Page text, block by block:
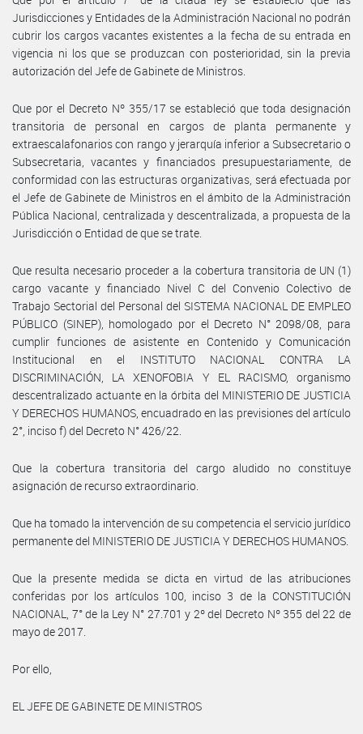
Jurisdicciones y Entidades de la Administración Nacional no podrán
cubrir los cargos vacantes existentes a la fecha de su entrada en
vigencia ni los que se produzcan con posterioridad, sin la previa
autorización del Jefe de Gabinete de Ministros.
Que por el Decreto Nº 355/17 se estableció que toda designación
transitoria de personal en cargos de planta permanente y
extraescalafonarios con rango y jerarquía inferior a Subsecretario o
Subsecretaria, vacantes y financiados presupuestariamente, de
conformidad con las estructuras organizativas, será efectuada por
el Jefe de Gabinete de Ministros en el ámbito de la Administración
Pública Nacional, centralizada y descentralizada, a propuesta de la
Jurisdicción o Entidad de que se trate.
Que resulta necesario proceder a la cobertura transitoria de UN (1)
cargo vacante y financiado Nivel C del Convenio Colectivo de
Trabajo Sectorial del Personal del SISTEMA NACIONAL DE EMPLEO
PÚBLICO (SINEP), homologado por el Decreto N° 2098/08, para
cumplir funciones de asistente en Contenido y Comunicación
Institucional en el INSTITUTO NACIONAL CONTRA LA
DISCRIMINACIÓN, LA XENOFOBIA Y EL RACISMO, organismo
descentralizado actuante en la órbita del MINISTERIO DE JUSTICIA
Y DERECHOS HUMANOS, encuadrado en las previsiones del artículo
2°, inciso f) del Decreto N° 426/22.
Que la cobertura transitoria del cargo aludido no constituye
asignación de recurso extraordinario.
Que ha tomado la intervención de su competencia el servicio jurídico
permanente del MINISTERIO DE JUSTICIA Y DERECHOS HUMANOS.
Que la presente medida se dicta en virtud de las atribuciones
conferidas por los artículos 100, inciso 3 de la CONSTITUCIÓN
NACIONAL, 7° de la Ley N° 27.701 y 2º del Decreto Nº 355 del 22 de
mayo de 2017.
Por ello,
EL JEFE DE GABINETE DE MINISTROS